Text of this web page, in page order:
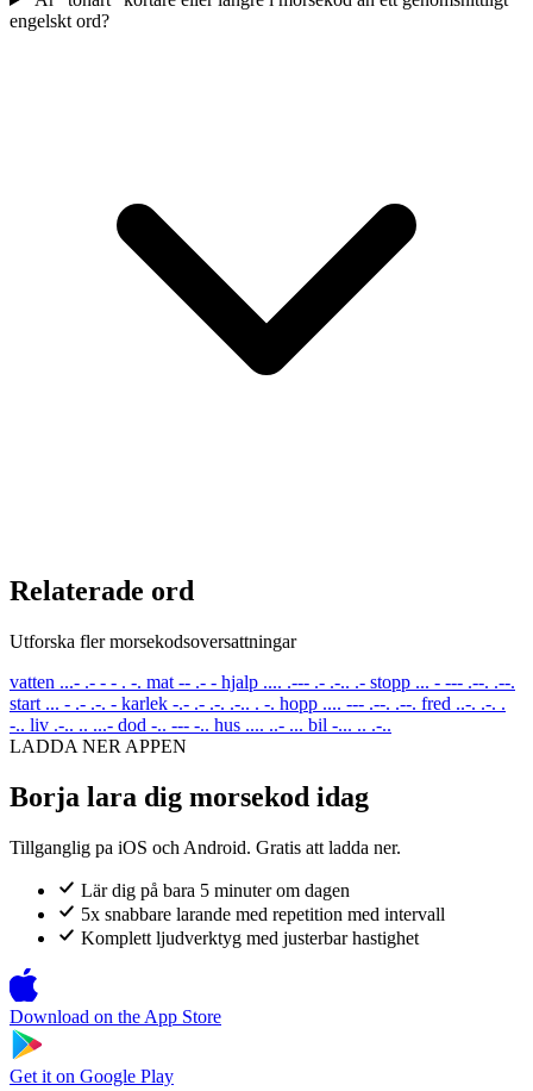
engelskt ord?
Relaterade ord
Utforska fler morsekodsoversattningar
vatten ...- .- - - . -. mat -- .- - hjalp .... .--- .- .-.. .- stopp ... - --- .--. .--.
start ... - .- .-. - karlek -.- .- .-. .-.. . -. hopp .... --- .--. .--. fred ..-. .-. .
-.. liv .-.. .. ...- dod -.. --- -.. hus .... ..- ... bil -... .. .-..
LADDA NER APPEN
Borja lara dig morsekod idag
Tillganglig pa iOS och Android. Gratis att ladda ner.
Lär dig på bara 5 minuter om dagen
5x snabbare larande med repetition med intervall
Komplett ljudverktyg med justerbar hastighet
Download on the App Store
Get it on Google Play